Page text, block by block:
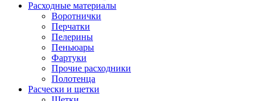
Расходные материалы
Воротнички
Перчатки
Пелерины
Пеньюары
Фартуки
Прочие расходники
Полотенца
Расчески и щетки